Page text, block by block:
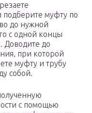
подберите муфту по
до нужной
с одной концы
Доводите до
при которой
муфту и трубу
собой.
с помощью